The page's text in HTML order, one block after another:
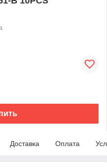
Доставка Оплата